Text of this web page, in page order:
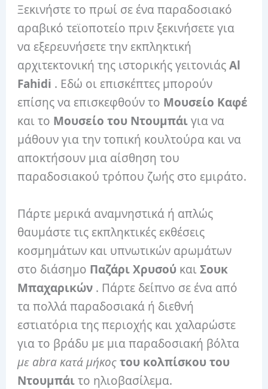
Ξεκινήστε το πρωί σε ένα παραδοσιακό
αραβικό τεϊοποτείο πριν ξεκινήσετε για
να εξερευνήσετε την εκπληκτική
αρχιτεκτονική της ιστορικής γειτονιάςAl
Fahidi . Εδώ οι επισκέπτες μπορούν
επίσης να επισκεφθούν το Μουσείο Καφέ
και το Μουσείο του Ντουμπάιγια να
μάθουν για την τοπική κουλτούρα και να
αποκτήσουν μια αίσθηση του
παραδοσιακού τρόπου ζωής στο εμιράτο.
Πάρτε μερικά αναμνηστικά ή απλώς
θαυμάστε τις εκπληκτικές εκθέσεις
κοσμημάτων και υπνωτικών αρωμάτων
στο διάσημο Παζάρι Χρυσού καιΣουκ
Μπαχαρικών . Πάρτε δείπνο σε ένα από
τα πολλά παραδοσιακά ή διεθνή
εστιατόρια της περιοχής και χαλαρώστε
για το βράδυ με μια παραδοσιακή βόλτα
με abra κατά μήκοςτου κολπίσκου του
Ντουμπάιτο ηλιοβασίλεμα.